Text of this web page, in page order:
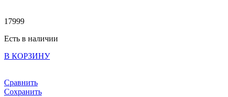
17999
Есть в наличии
В КОРЗИНУ
Сравнить
Сохранить